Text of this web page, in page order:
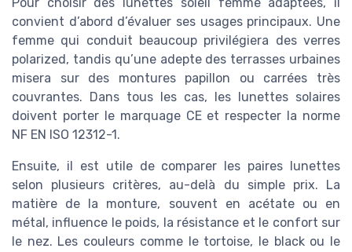
Pour choisir des lunettes soleil femme adaptées, il
convient d’abord d’évaluer ses usages principaux. Une
femme qui conduit beaucoup privilégiera des verres
polarized, tandis qu’une adepte des terrasses urbaines
misera sur des montures papillon ou carrées très
couvrantes. Dans tous les cas, les lunettes solaires
doivent porter le marquage CE et respecter la norme
NF EN ISO 12312-1.
Ensuite, il est utile de comparer les paires lunettes
selon plusieurs critères, au-delà du simple prix. La
matière de la monture, souvent en acétate ou en
métal, influence le poids, la résistance et le confort sur
le nez. Les couleurs comme le tortoise, le black ou le